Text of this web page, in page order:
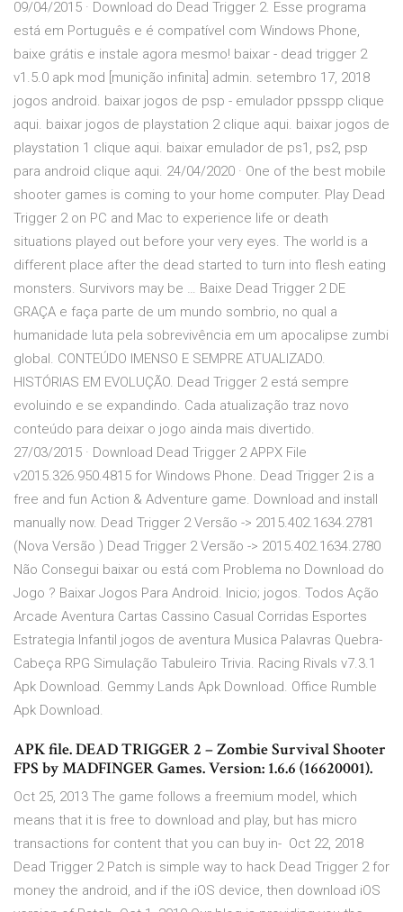
09/04/2015 · Download do Dead Trigger 2. Esse programa
está em Português e é compatível com Windows Phone,
baixe grátis e instale agora mesmo! baixar - dead trigger 2
v1.5.0 apk mod [munição infinita] admin. setembro 17, 2018
jogos android. baixar jogos de psp - emulador ppsspp clique
aqui. baixar jogos de playstation 2 clique aqui. baixar jogos de
playstation 1 clique aqui. baixar emulador de ps1, ps2, psp
para android clique aqui. 24/04/2020 · One of the best mobile
shooter games is coming to your home computer. Play Dead
Trigger 2 on PC and Mac to experience life or death
situations played out before your very eyes. The world is a
different place after the dead started to turn into flesh eating
monsters. Survivors may be … Baixe Dead Trigger 2 DE
GRAÇA e faça parte de um mundo sombrio, no qual a
humanidade luta pela sobrevivência em um apocalipse zumbi
global. CONTEÚDO IMENSO E SEMPRE ATUALIZADO.
HISTÓRIAS EM EVOLUÇÃO. Dead Trigger 2 está sempre
evoluindo e se expandindo. Cada atualização traz novo
conteúdo para deixar o jogo ainda mais divertido.
27/03/2015 · Download Dead Trigger 2 APPX File
v2015.326.950.4815 for Windows Phone. Dead Trigger 2 is a
free and fun Action & Adventure game. Download and install
manually now. Dead Trigger 2 Versão -> 2015.402.1634.2781
(Nova Versão ) Dead Trigger 2 Versão -> 2015.402.1634.2780
Não Consegui baixar ou está com Problema no Download do
Jogo ? Baixar Jogos Para Android. Inicio; jogos. Todos Ação
Arcade Aventura Cartas Cassino Casual Corridas Esportes
Estrategia Infantil jogos de aventura Musica Palavras Quebra-
Cabeça RPG Simulação Tabuleiro Trivia. Racing Rivals v7.3.1
Apk Download. Gemmy Lands Apk Download. Office Rumble
Apk Download.
APK file. DEAD TRIGGER 2 – Zombie Survival Shooter
FPS by MADFINGER Games. Version: 1.6.6 (16620001).
Oct 25, 2013 The game follows a freemium model, which
means that it is free to download and play, but has micro
transactions for content that you can buy in- Oct 22, 2018
Dead Trigger 2 Patch is simple way to hack Dead Trigger 2 for
money the android, and if the iOS device, then download iOS